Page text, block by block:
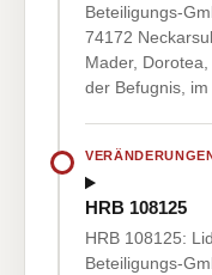
Beteiligungs-
74172
Mader,
der Befugnis, im
VERÄNDERUNGEN
HRB 108125
HRB 108125:
Beteiligungs-